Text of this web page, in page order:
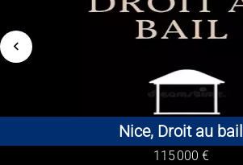
Nice, Droit au bail
115 000 €